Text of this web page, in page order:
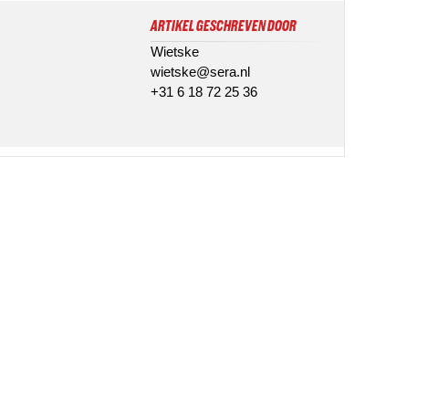
ARTIKEL GESCHREVEN DOOR
Wietske
wietske@sera.nl
+31 6 18 72 25 36